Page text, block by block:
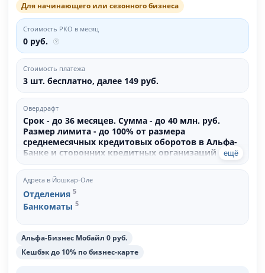
Для начинающего или сезонного бизнеса
Стоимость РКО в месяц
0 руб.
Стоимость платежа
3 шт. бесплатно, далее 149 руб.
Овердрафт
Срок - до 36 месяцев. Сумма - до 40 млн. руб.
Размер лимита - до 100% от размера
среднемесячных кредитовых оборотов в Альфа-
Банке и сторонних кредитных организаций за
требуется.
ещё
Адреса в Йошкар-Оле
Отделения5
Банкоматы5
Альфа-Бизнес Мобайл 0 руб.
Кешбэк до 10% по бизнес-карте